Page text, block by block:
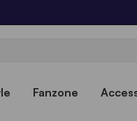
Fanzone